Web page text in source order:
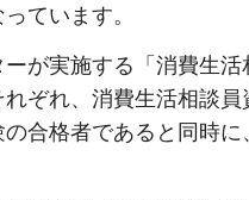
ています。
ーが実施する「消費生
ぞれ、消費生活相談
合格者であると同時